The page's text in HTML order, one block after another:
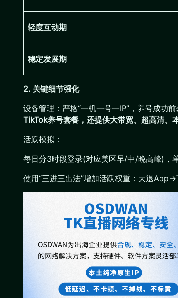
轻度互动期
稳定发展期
2. 关键细节强化
设备管理：严格“一机一号一IP”，养号成功
TikTok养号套餐，还提供大带宽、超高清、
活跃模拟：
每日分3时段登录(对应美区早/中/晚高峰)，
使用“三进三出法”增加活跃权重：大退